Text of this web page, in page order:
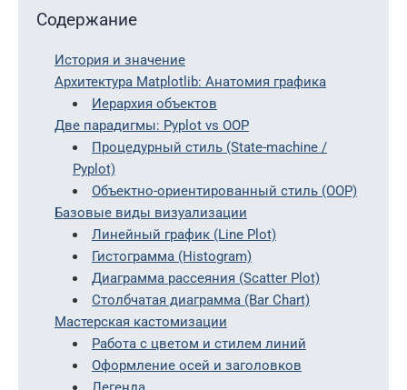
Содержание
История и значение
Архитектура Matplotlib: Анатомия графика
Иерархия объектов
Две парадигмы: Pyplot vs OOP
Процедурный стиль (State-machine /
Pyplot)
Объектно-ориентированный стиль (OOP)
Базовые виды визуализации
Линейный график (Line Plot)
Гистограмма (Histogram)
Диаграмма рассеяния (Scatter Plot)
Столбчатая диаграмма (Bar Chart)
Мастерская кастомизации
Работа с цветом и стилем линий
Оформление осей и заголовков